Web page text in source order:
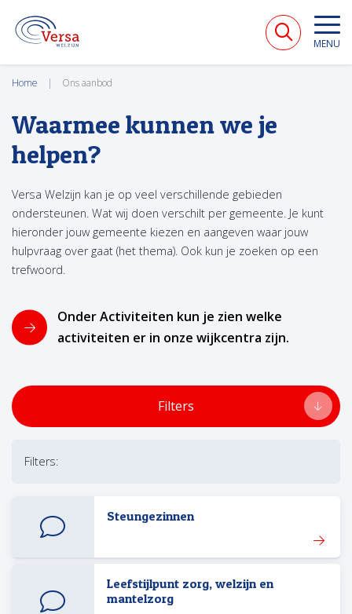
VERSA WELZIJN MENU
Home Ons aanbod
Waarmee kunnen we je
helpen?
Versa Welzijn kan je op veel verschillende gebieden
ondersteunen. Wat wij doen verschilt per gemeente. Je kunt
hieronder jouw gemeente kiezen en aangeven waar jouw
hulpvraag over gaat (het thema). Ook kun je zoeken op een
trefwoord.
Onder Activiteiten kun je zien welke
activiteiten er in onze wijkcentra zijn.
Filters Filters
Filters:
Steungezinnen
Leefstijlpunt zorg, welzijn en
mantelzorg